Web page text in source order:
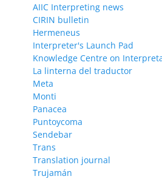
AIIC Interpreting news
CIRIN bulletin
Hermeneus
Interpreter's Launch Pad
Knowledge Centre on
La linterna del traductor
Meta
Monti
Panacea
Puntoycoma
Sendebar
Trans
Translation journal
Trujamán